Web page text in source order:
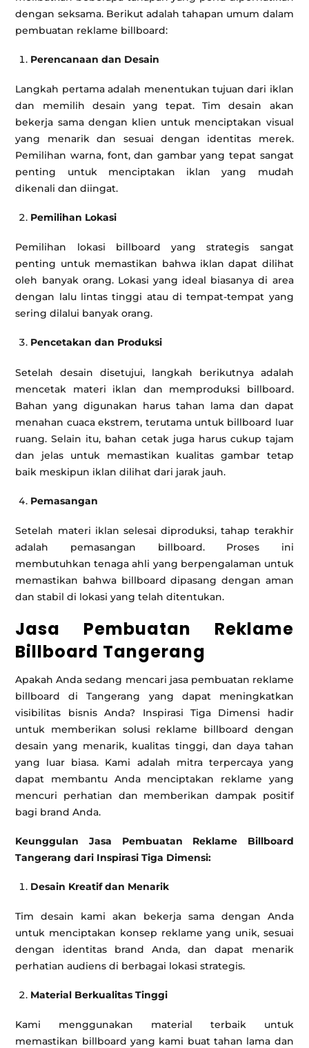
dengan seksama. Berikut adalah tahapan umum dalam
pembuatan reklame billboard:
Perencanaan dan Desain
Langkah pertama adalah menentukan tujuan dari iklan
dan memilih desain yang tepat. Tim desain akan
bekerja sama dengan klien untuk menciptakan visual
yang menarik dan sesuai dengan identitas merek.
Pemilihan warna, font, dan gambar yang tepat sangat
penting untuk menciptakan iklan yang mudah
dikenali dan diingat.
Pemilihan Lokasi
Pemilihan lokasi billboard yang strategis sangat
penting untuk memastikan bahwa iklan dapat dilihat
oleh banyak orang. Lokasi yang ideal biasanya di area
dengan lalu lintas tinggi atau di tempat-tempat yang
sering dilalui banyak orang.
Pencetakan dan Produksi
Setelah desain disetujui, langkah berikutnya adalah
mencetak materi iklan dan memproduksi billboard.
Bahan yang digunakan harus tahan lama dan dapat
menahan cuaca ekstrem, terutama untuk billboard luar
ruang. Selain itu, bahan cetak juga harus cukup tajam
dan jelas untuk memastikan kualitas gambar tetap
baik meskipun iklan dilihat dari jarak jauh.
Pemasangan
Setelah materi iklan selesai diproduksi, tahap terakhir
adalah pemasangan billboard. Proses ini
membutuhkan tenaga ahli yang berpengalaman untuk
memastikan bahwa billboard dipasang dengan aman
dan stabil di lokasi yang telah ditentukan.
Jasa Pembuatan Reklame
Billboard Tangerang
Apakah Anda sedang mencari jasa pembuatan reklame
billboard di Tangerang yang dapat meningkatkan
visibilitas bisnis Anda? Inspirasi Tiga Dimensi hadir
untuk memberikan solusi reklame billboard dengan
desain yang menarik, kualitas tinggi, dan daya tahan
yang luar biasa. Kami adalah mitra terpercaya yang
dapat membantu Anda menciptakan reklame yang
mencuri perhatian dan memberikan dampak positif
bagi brand Anda.
Keunggulan Jasa Pembuatan Reklame Billboard
Tangerang dari Inspirasi Tiga Dimensi:
Desain Kreatif dan Menarik
Tim desain kami akan bekerja sama dengan Anda
untuk menciptakan konsep reklame yang unik, sesuai
dengan identitas brand Anda, dan dapat menarik
perhatian audiens di berbagai lokasi strategis.
Material Berkualitas Tinggi
Kami menggunakan material terbaik untuk
memastikan billboard yang kami buat tahan lama dan